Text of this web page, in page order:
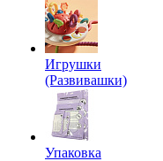
Игрушки
(Развивашки)
Упаковка